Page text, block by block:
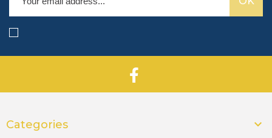
Categories 